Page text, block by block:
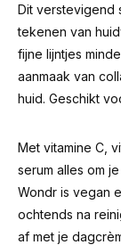
Dit verstevigend
tekenen van
fijne lijntjes
aanmaak van
huid. Geschikt
Met vitamine C,
serum alles om
Wondr is vegan
ochtends na
af met je